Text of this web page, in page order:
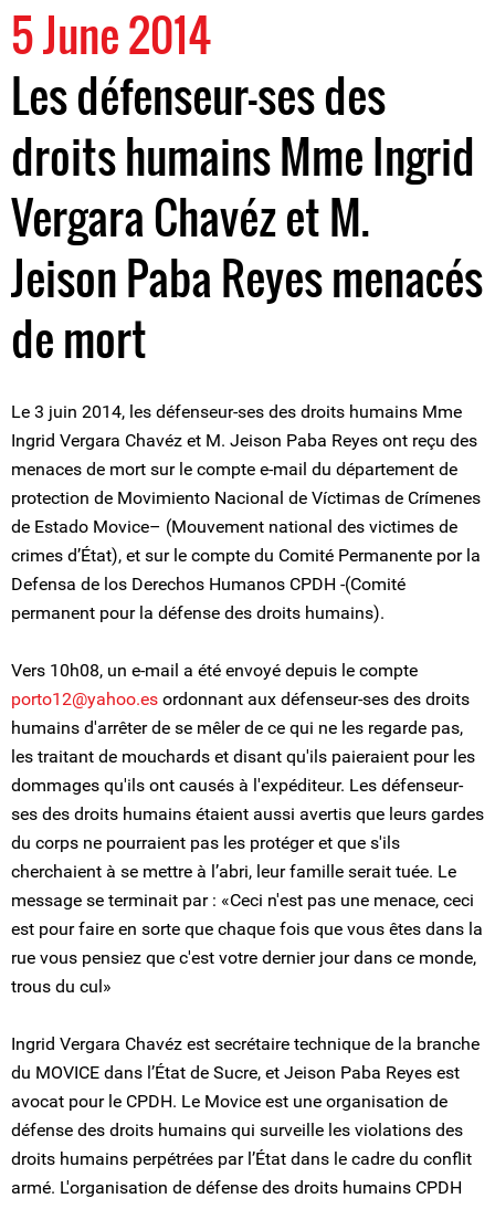
5 June 2014
Les défenseur-ses des
droits humains Mme Ingrid
Vergara Chavéz et M.
Jeison Paba Reyes menacés
de mort
Le 3 juin 2014, les défenseur-ses des droits humains Mme
Ingrid Vergara Chavéz et M. Jeison Paba Reyes ont reçu des
menaces de mort sur le compte e-mail du département de
protection de Movimiento Nacional de Víctimas de Crímenes
de Estado Movice– (Mouvement national des victimes de
crimes d’État), et sur le compte du Comité Permanente por la
Defensa de los Derechos Humanos CPDH -(Comité
permanent pour la défense des droits humains).
Vers 10h08, un e-mail a été envoyé depuis le compte
porto12@yahoo.es ordonnant aux défenseur-ses des droits
humains d'arrêter de se mêler de ce qui ne les regarde pas,
les traitant de mouchards et disant qu'ils paieraient pour les
dommages qu'ils ont causés à l'expéditeur. Les défenseur-
ses des droits humains étaient aussi avertis que leurs gardes
du corps ne pourraient pas les protéger et que s'ils
cherchaient à se mettre à l’abri, leur famille serait tuée. Le
message se terminait par : «Ceci n'est pas une menace, ceci
est pour faire en sorte que chaque fois que vous êtes dans la
rue vous pensiez que c'est votre dernier jour dans ce monde,
trous du cul»
Ingrid Vergara Chavéz est secrétaire technique de la branche
du MOVICE dans l’État de Sucre, et Jeison Paba Reyes est
avocat pour le CPDH. Le Movice est une organisation de
défense des droits humains qui surveille les violations des
droits humains perpétrées par l’État dans le cadre du conflit
armé. L'organisation de défense des droits humains CPDH